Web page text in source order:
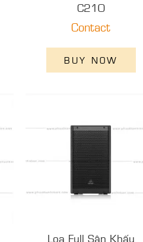
C210
Contact
BUY NOW
Loa Full Sân Khấu